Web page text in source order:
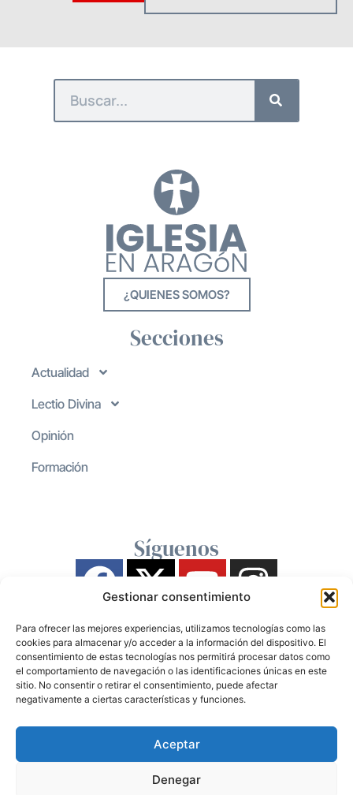
Gestionar consentimiento
Para ofrecer las mejores experiencias, utilizamos tecnologías como las
cookies para almacenar y/o acceder a la información del dispositivo. El
consentimiento de estas tecnologías nos permitirá procesar datos como
el comportamiento de navegación o las identificaciones únicas en este
sitio. No consentir o retirar el consentimiento, puede afectar
negativamente a ciertas características y funciones.
Aceptar
Denegar
¿QUIENES SOMOS?
Secciones
Actualidad
Lectio Divina
Opinión
Formación
Síguenos